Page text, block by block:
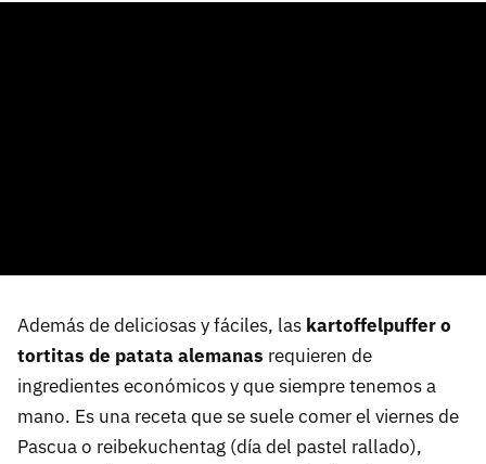
Además de deliciosas y fáciles, las kartoffelpuffer o
tortitas de patata alemanas requieren de
ingredientes económicos y que siempre tenemos a
mano. Es una receta que se suele comer el viernes de
Pascua o reibekuchentag (día del pastel rallado),